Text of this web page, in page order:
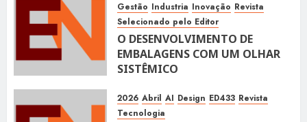
Gestão Industria Inovação Revista
Selecionado pelo Editor
O DESENVOLVIMENTO DE
EMBALAGENS COM UM OLHAR
SISTÊMICO
2026 Abril AI Design ED433 Revista
Tecnologia